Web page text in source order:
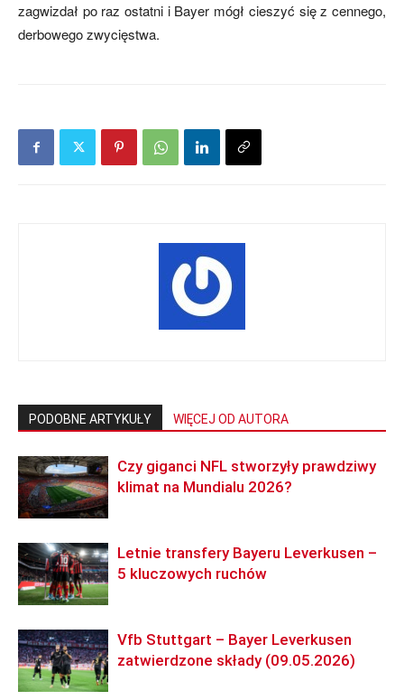
zagwizdał po raz ostatni i Bayer mógł cieszyć się z cennego,
derbowego zwycięstwa.
PODOBNE ARTYKUŁY WIĘCEJ OD AUTORA
Czy giganci NFL stworzyły prawdziwy
klimat na Mundialu 2026?
Letnie transfery Bayeru Leverkusen –
5 kluczowych ruchów
Vfb Stuttgart – Bayer Leverkusen
zatwierdzone składy (09.05.2026)